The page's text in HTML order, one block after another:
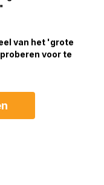
van het 'grote
voor te